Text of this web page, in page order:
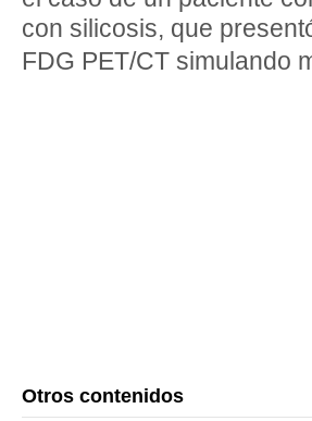
con silicosis, que
FDG PET/CT simulando
Otros contenidos